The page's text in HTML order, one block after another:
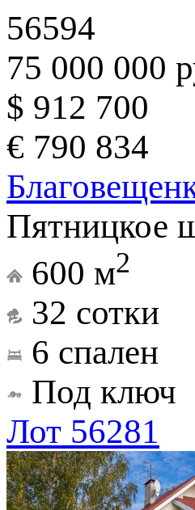
56594
75 000 000
$ 912 700
€ 790 834
Пятницкое
600 м2
32 сотки
6 спален
Под ключ
Лот 56281